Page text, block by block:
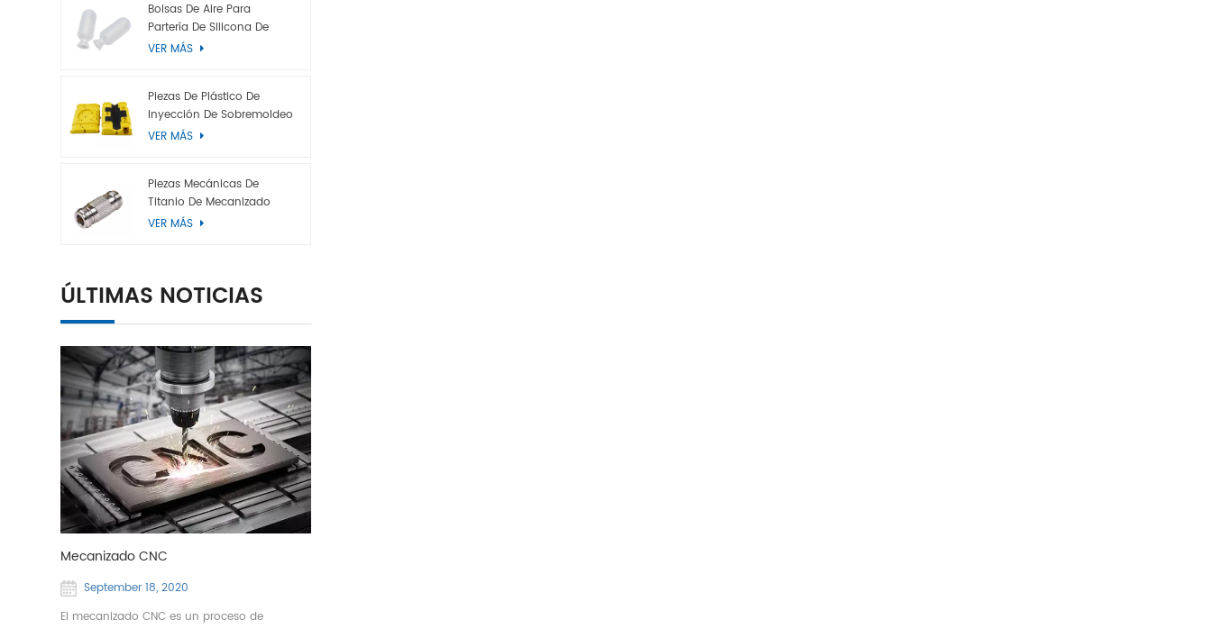
Bolsas De Aire Para
Partería De Silicona De
Grado Médico
VER MÁS
Piezas De Plástico De
Inyección De Sobremoldeo
VER MÁS
Piezas Mecánicas De
Titanio De Mecanizado
CNC Personalizadas
VER MÁS
ÚLTIMAS NOTICIAS
Mecanizado CNC
September 18, 2020
El mecanizado CNC es un proceso de